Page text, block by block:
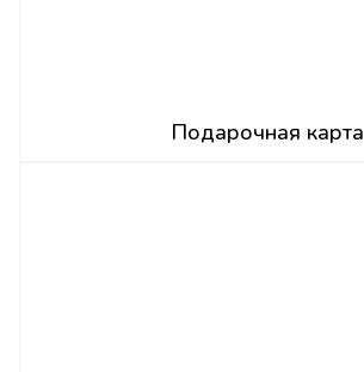
Подарочная карта